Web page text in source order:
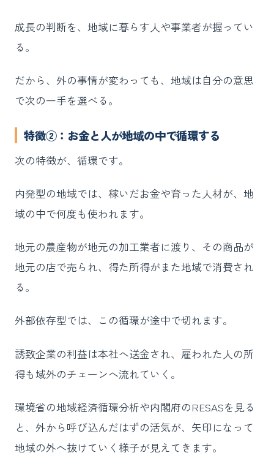
成長の判断を、地域に暮らす人や事業者が握ってい
る。
だから、外の事情が変わっても、地域は自分の意思
で次の一手を選べる。
特徴②：お金と人が地域の中で循環する
次の特徴が、循環です。
内発型の地域では、稼いだお金や育った人材が、地
域の中で何度も使われます。
地元の農産物が地元の加工業者に渡り、その商品が
地元の店で売られ、得た所得がまた地域で消費され
る。
外部依存型では、この循環が途中で切れます。
誘致企業の利益は本社へ送金され、雇われた人の所
得も域外のチェーンへ流れていく。
環境省の地域経済循環分析や内閣府のRESASを見る
と、外から呼び込んだはずの活気が、矢印になって
地域の外へ抜けていく様子が見えてきます。